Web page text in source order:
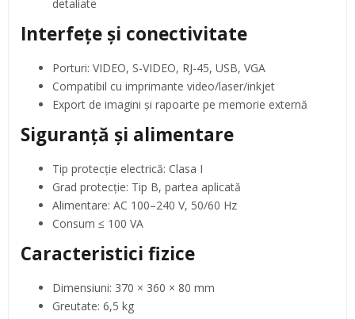
detaliate
Interfețe și conectivitate
Porturi: VIDEO, S-VIDEO, RJ-45, USB, VGA
Compatibil cu imprimante video/laser/inkjet
Export de imagini și rapoarte pe memorie externă
Siguranță și alimentare
Tip protecție electrică: Clasa I
Grad protecție: Tip B, partea aplicată
Alimentare: AC 100–240 V, 50/60 Hz
Consum ≤ 100 VA
Caracteristici fizice
Dimensiuni: 370 × 360 × 80 mm
Greutate: 6,5 kg